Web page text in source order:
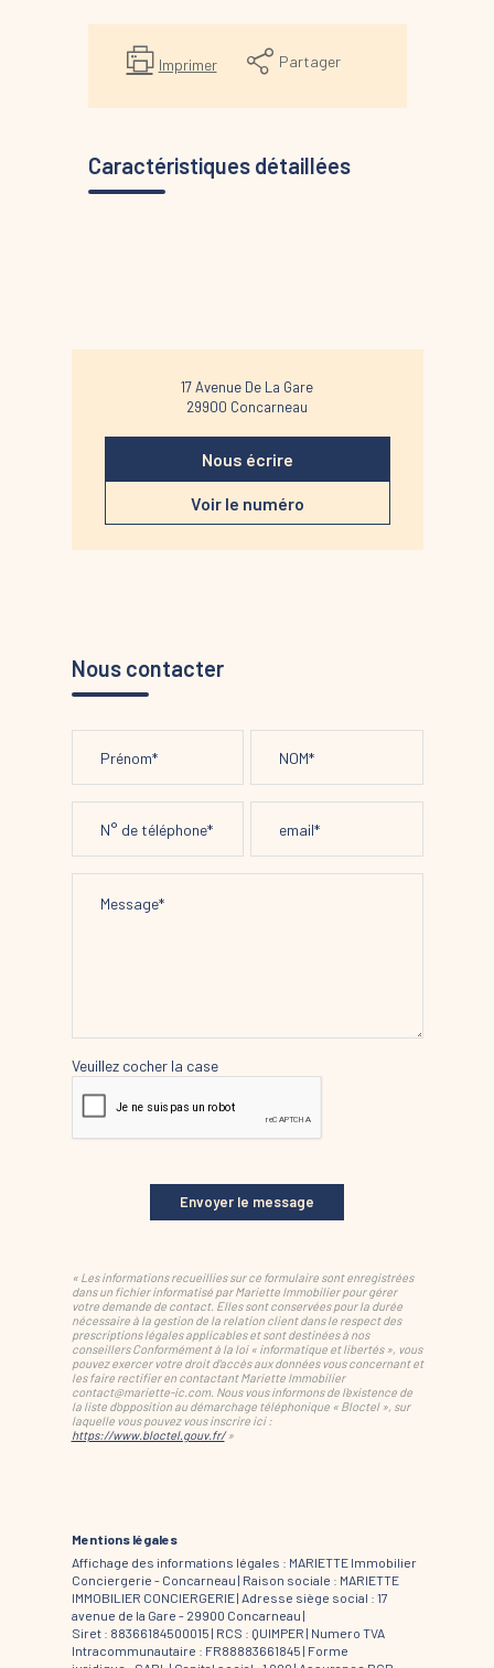
Imprimer Partager
Caractéristiques détaillées
17 Avenue De La Gare
29900 Concarneau
Nous écrire
Voir le numéro
Nous contacter
Veuillez cocher la case
Envoyer le message
« Les informations recueillies sur ce formulaire sont enregistrées
dans un fichier informatisé par Mariette Immobilier pour gérer
votre demande de contact. Elles sont conservées pour la durée
nécessaire à la gestion de la relation client dans le respect des
prescriptions légales applicables et sont destinées à nos
conseillers Conformément à la loi « informatique et libertés », vous
pouvez exercer votre droit d'accès aux données vous concernant et
les faire rectifier en contactant Mariette Immobilier
contact@mariette-ic.com. Nous vous informons de l'existence de
la liste d'opposition au démarchage téléphonique « Bloctel », sur
laquelle vous pouvez vous inscrire ici :
https://www.bloctel.gouv.fr/»
Mentions légales
Affichage des informations légales : MARIETTE Immobilier
Conciergerie - Concarneau | Raison sociale : MARIETTE
IMMOBILIER CONCIERGERIE | Adresse siège social : 17
avenue de la Gare - 29900 Concarneau |
Siret : 88366184500015 | RCS : QUIMPER | Numero TVA
Intracommunautaire : FR88883661845 | Forme